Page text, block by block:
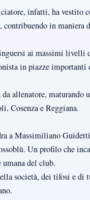
infatti, ha vestito
in maniera
ai massimi livelli
in piazze importanti
allenatore, maturando
Cosenza e Reggiana.
a Massimiliano
Un profilo che
del club.
società, dei tifosi e di